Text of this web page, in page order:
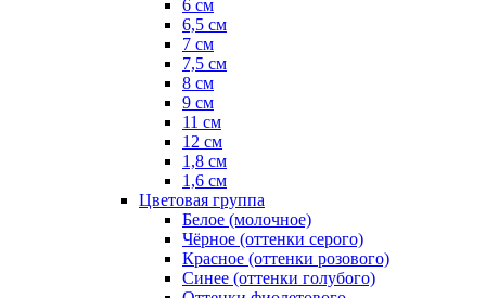
6 см
6,5 см
7 см
7,5 см
8 см
9 см
11 см
12 см
1,8 см
1,6 см
Цветовая группа
Белое (молочное)
Чёрное (оттенки серого)
Красное (оттенки розового)
Синее (оттенки голубого)